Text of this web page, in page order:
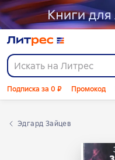
Подписка за 0 ₽ Промокод
Эдгард Зайцев